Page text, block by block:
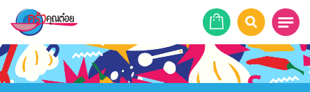
หน้าแรก